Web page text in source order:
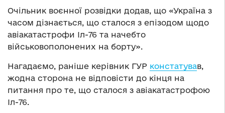
Очільник воєнної розвідки додав, що «Україна з
часом дізнається, що сталося з епізодом щодо
авіакатастрофи Іл-76 та начебто
військовополонених на борту».
Нагадаємо, раніше керівник ГУР констатував,
жодна сторона не відповісти до кінця на
питання про те, що сталося з авіакатастрофою
Іл-76.